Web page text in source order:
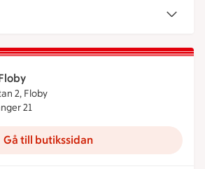
2, Floby
är öppen nu, stänger klockan 21
21
Gå till butikssidan